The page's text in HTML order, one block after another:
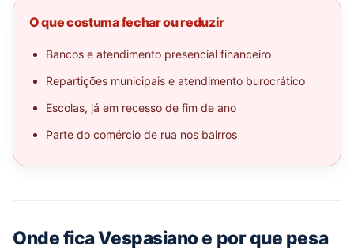
O que costuma fechar ou reduzir
Bancos e atendimento presencial financeiro
Repartições municipais e atendimento burocrático
Escolas, já em recesso de fim de ano
Parte do comércio de rua nos bairros
Onde fica Vespasiano e por que pesa